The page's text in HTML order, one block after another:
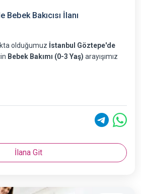
İstanbul Göztepe'de Bebek Bakıcısı İlanı
olduğumuz
İstanbul Göztepe'de
Bebek Bakımı (0-3 Yaş) arayışımız
İlana Git